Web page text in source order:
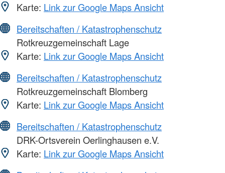
Karte: Link zur Google Maps Ansicht
Bereitschaften / Katastrophenschutz
Rotkreuzgemeinschaft Lage
Karte: Link zur Google Maps Ansicht
Bereitschaften / Katastrophenschutz
Rotkreuzgemeinschaft Blomberg
Karte: Link zur Google Maps Ansicht
Bereitschaften / Katastrophenschutz
DRK-Ortsverein Oerlinghausen e.V.
Karte: Link zur Google Maps Ansicht